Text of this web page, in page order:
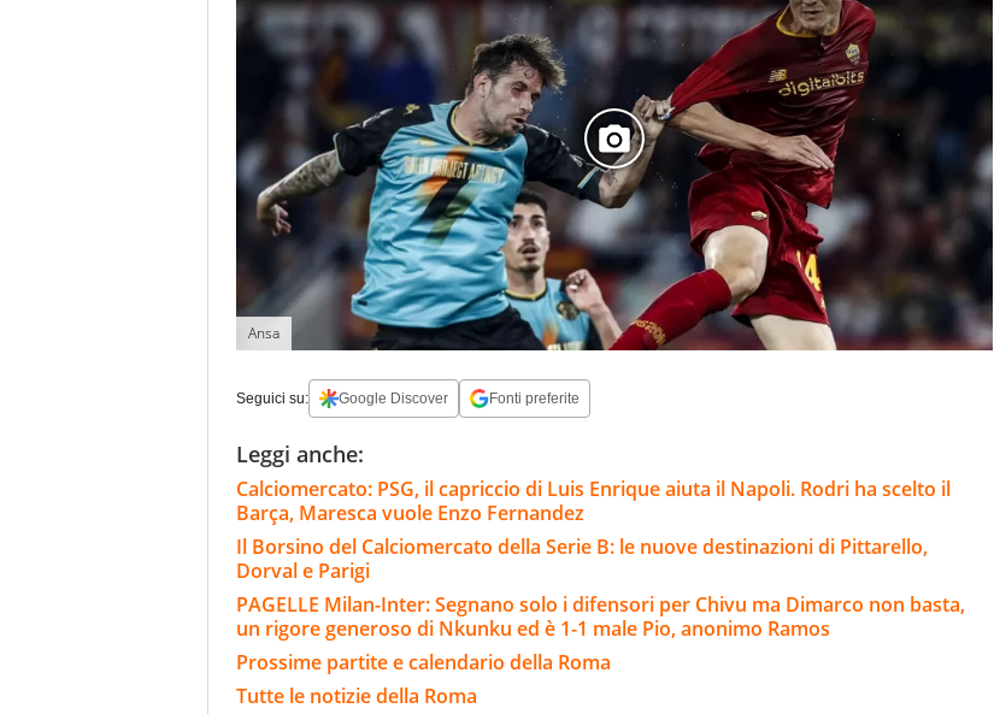
Ansa
Seguici su: Google Discover Fonti preferite
Leggi anche:
Calciomercato: PSG, il capriccio di Luis Enrique aiuta il Napoli. Rodri ha scelto il
Barça, Maresca vuole Enzo Fernandez
Il Borsino del Calciomercato della Serie B: le nuove destinazioni di Pittarello,
Dorval e Parigi
PAGELLE Milan-Inter: Segnano solo i difensori per Chivu ma Dimarco non basta,
un rigore generoso di Nkunku ed è 1-1 male Pio, anonimo Ramos
Prossime partite e calendario della Roma
Tutte le notizie della Roma